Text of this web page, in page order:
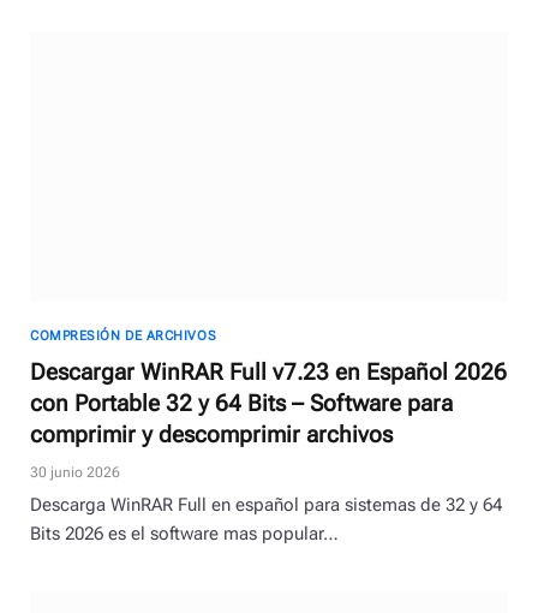
COMPRESIÓN DE ARCHIVOS
Descargar WinRAR Full v7.23 en Español 2026
con Portable 32 y 64 Bits – Software para
comprimir y descomprimir archivos
30 junio 2026
Descarga WinRAR Full en español para sistemas de 32 y 64
Bits 2026 es el software mas popular…